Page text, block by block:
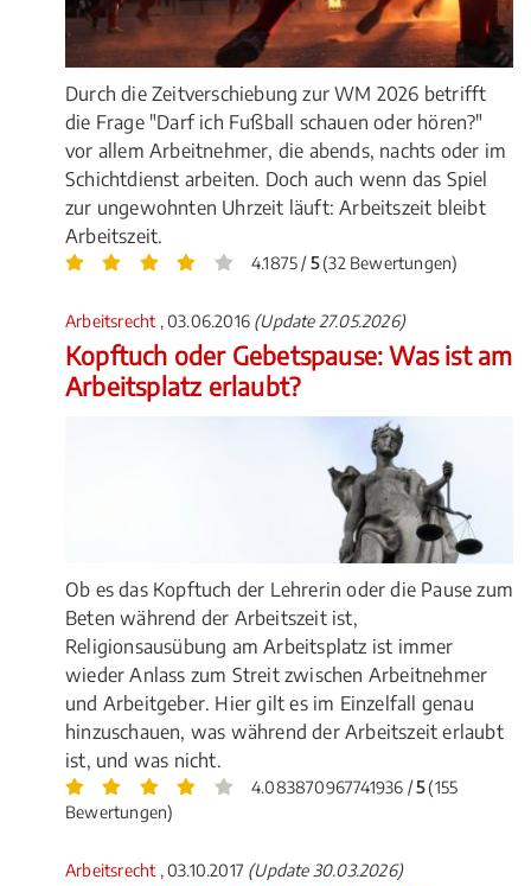
Durch die Zeitverschiebung zur WM 2026 betrifft
die Frage "Darf ich Fußball schauen oder hören?"
vor allem Arbeitnehmer, die abends, nachts oder im
Schichtdienst arbeiten. Doch auch wenn das Spiel
zur ungewohnten Uhrzeit läuft: Arbeitszeit bleibt
Arbeitszeit.
4.1875 / 5(32 Bewertungen)
Arbeitsrecht , 03.06.2016 (Update 27.05.2026)
Kopftuch oder Gebetspause: Was ist am
Arbeitsplatz erlaubt?
Ob es das Kopftuch der Lehrerin oder die Pause zum
Beten während der Arbeitszeit ist,
Religionsausübung am Arbeitsplatz ist immer
wieder Anlass zum Streit zwischen Arbeitnehmer
und Arbeitgeber. Hier gilt es im Einzelfall genau
hinzuschauen, was während der Arbeitszeit erlaubt
ist, und was nicht.
4.083870967741936 /5(155
Bewertungen)
Arbeitsrecht , 03.10.2017 (Update 30.03.2026)